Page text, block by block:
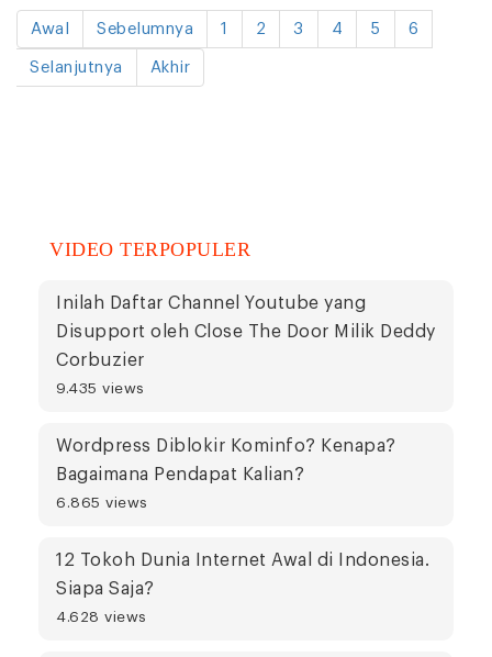
Awal Sebelumnya 1 2 3 4 5 6
Selanjutnya Akhir
VIDEO TERPOPULER
Inilah Daftar Channel Youtube yang
Disupport oleh Close The Door Milik Deddy
Corbuzier
9.435 views
Wordpress Diblokir Kominfo? Kenapa?
Bagaimana Pendapat Kalian?
6.865 views
12 Tokoh Dunia Internet Awal di Indonesia.
Siapa Saja?
4.628 views